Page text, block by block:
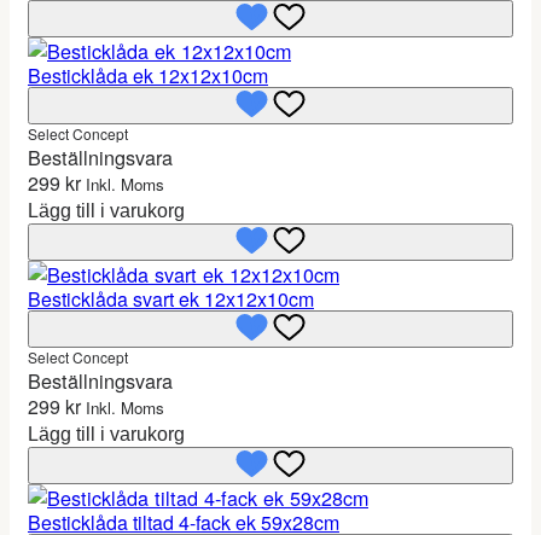
Besticklåda ek 12x12x10cm
Select Concept
Beställningsvara
299 kr Inkl. Moms
Lägg till i varukorg
Besticklåda svart ek 12x12x10cm
Select Concept
Beställningsvara
299 kr Inkl. Moms
Lägg till i varukorg
Besticklåda tiltad 4-fack ek 59x28cm